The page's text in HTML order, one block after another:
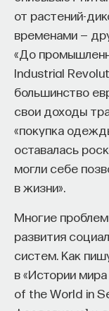
от растений-
временами —
«До
Industrial
большинство
свои доходы
«покупка
оставалась
могли себе
в жизни».
Многие
развития
систем. Как
в «Истории
of the World in
в статусе
ресурсов и
вообще
ниже уровня
и спроса на
очевидной
В Соединенных
и научная
чем-то, что
средством для
реакция на